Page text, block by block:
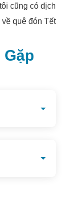
cũng có dịch
quê đón Tết